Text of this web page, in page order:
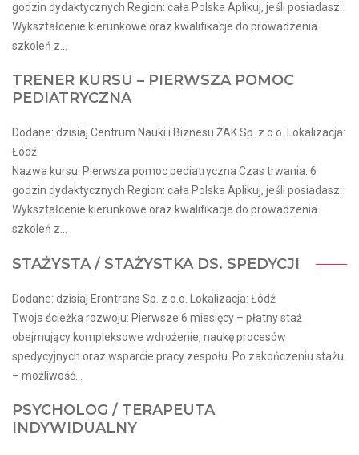
godzin dydaktycznych Region: cała Polska Aplikuj, jeśli posiadasz:
Wykształcenie kierunkowe oraz kwalifikacje do prowadzenia
szkoleń z...
TRENER KURSU – PIERWSZA POMOC
PEDIATRYCZNA
Dodane: dzisiaj Centrum Nauki i Biznesu ŻAK Sp. z o.o. Lokalizacja:
Łódź
Nazwa kursu: Pierwsza pomoc pediatryczna Czas trwania: 6
godzin dydaktycznych Region: cała Polska Aplikuj, jeśli posiadasz:
Wykształcenie kierunkowe oraz kwalifikacje do prowadzenia
szkoleń z...
STAŻYSTA / STAŻYSTKA DS. SPEDYCJI
Dodane: dzisiaj Erontrans Sp. z o.o. Lokalizacja: Łódź
Twoja ścieżka rozwoju: Pierwsze 6 miesięcy – płatny staż
obejmujący kompleksowe wdrożenie, naukę procesów
spedycyjnych oraz wsparcie pracy zespołu. Po zakończeniu stażu
– możliwość...
PSYCHOLOG / TERAPEUTA
INDYWIDUALNY